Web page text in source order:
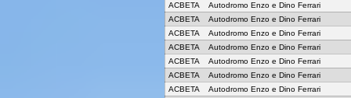
ACBETA
Autodromo Enzo e Dino Ferrari
ACBETA
Autodromo Enzo e Dino Ferrari
ACBETA
Autodromo Enzo e Dino Ferrari
ACBETA
Autodromo Enzo e Dino Ferrari
ACBETA
Autodromo Enzo e Dino Ferrari
ACBETA
Autodromo Enzo e Dino Ferrari
ACBETA
Autodromo Enzo e Dino Ferrari